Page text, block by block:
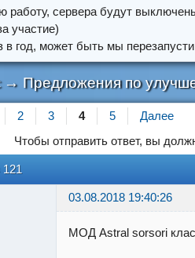
работу, сервера будут
участие)
в год, может быть мы
→ Предложения по
2 3 4 5
Далее
Чтобы отправить ответ, вы
03.08.2018 19:40:26
МОД Astral sorsori